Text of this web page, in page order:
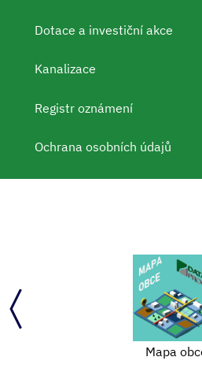
Dotace a investiční akce
Kanalizace
Registr oznámení
Ochrana osobních údajů
Mapa